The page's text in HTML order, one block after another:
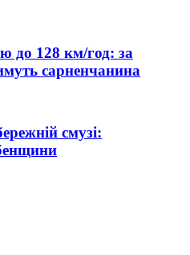
до 128 км/год: за
сарненчанина
смузі: